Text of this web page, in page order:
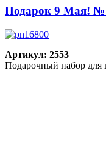
Подарок 9 Мая! №
Артикул: 2553
Подарочный набор для